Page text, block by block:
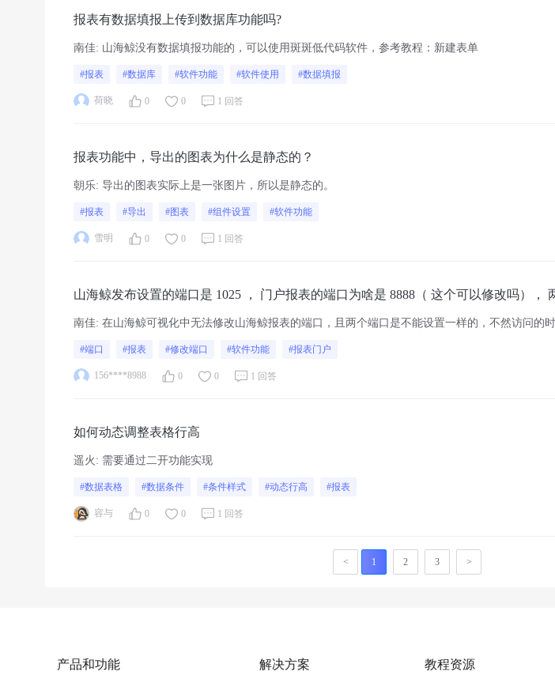
报表有数据填报上传到数据库功能吗?
南佳: 山海鲸没有数据填报功能的，可以使用斑斑低代码软件，参考教程：新建表单
#报表 #数据库 #软件功能 #软件使用 #数据填报
荷晓 0 0 1 回答
报表功能中，导出的图表为什么是静态的？
朝乐: 导出的图表实际上是一张图片，所以是静态的。
#报表 #导出 #图表 #组件设置 #软件功能
雪明 0 0 1 回答
山海鲸发布设置的端口是 1025 ， 门户报表的端口为啥是 8888（ 这个可以修改吗），
南佳: 在山海鲸可视化中无法修改山海鲸报表的端口，且两个端口是不能设置一样的，不然访问的
#端口 #报表 #修改端口 #软件功能 #报表门户
156****8988 0 0 1 回答
如何动态调整表格行高
遥火 : 需要通过二开功能实现
#数据表格 #数据条件 #条件样式 #动态行高 #报表
容与 0 0 1 回答
< 1 2 3 >
产品和功能 解决方案 教程资源